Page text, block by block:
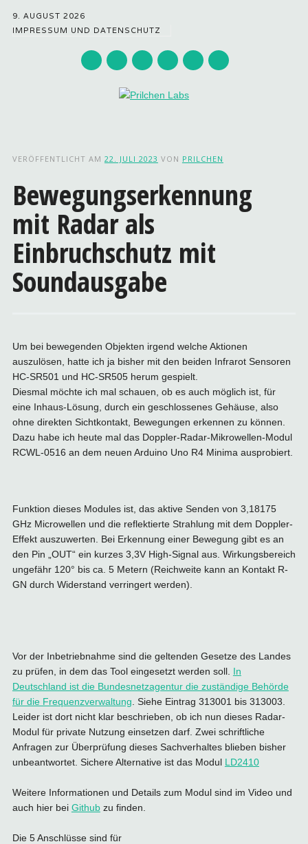
9. AUGUST 2026
IMPRESSUM UND DATENSCHUTZ
VERÖFFENTLICHT AM 22. JULI 2023 VON PRILCHEN
Bewegungserkennung
mit Radar als
Einbruchschutz mit
Soundausgabe
Um bei bewegenden Objekten irgend welche Aktionen
auszulösen, hatte ich ja bisher mit den beiden Infrarot Sensoren
HC-SR501 und HC-SR505 herum gespielt.
Diesmal möchte ich mal schauen, ob es auch möglich ist, für
eine Inhaus-Lösung, durch ein geschlossenes Gehäuse, also
ohne direkten Sichtkontakt, Bewegungen erkennen zu können.
Dazu habe ich heute mal das Doppler-Radar-Mikrowellen-Modul
RCWL-0516 an dem neuen Arduino Uno R4 Minima ausprobiert.
Funktion dieses Modules ist, das aktive Senden von 3,18175
GHz Microwellen und die reflektierte Strahlung mit dem Doppler-
Effekt auszuwerten. Bei Erkennung einer Bewegung gibt es an
den Pin „OUT“ ein kurzes 3,3V High-Signal aus. Wirkungsbereich
ungefähr 120° bis ca. 5 Metern (Reichweite kann an Kontakt R-
GN durch Widerstand verringert werden).
Vor der Inbetriebnahme sind die geltenden Gesetze des Landes
zu prüfen, in dem das Tool eingesetzt werden soll. In
Deutschland ist die Bundesnetzagentur die zuständige Behörde
für die Frequenzverwaltung . Siehe Eintrag 313001 bis 313003.
Leider ist dort nicht klar beschrieben, ob ich nun dieses Radar-
Modul für private Nutzung einsetzen darf. Zwei schriftliche
Anfragen zur Überprüfung dieses Sachverhaltes blieben bisher
unbeantwortet. Sichere Alternative ist das Modul LD2410
Weitere Informationen und Details zum Modul sind im Video und
auch hier bei Githubzu finden.
Die 5 Anschlüsse sind für